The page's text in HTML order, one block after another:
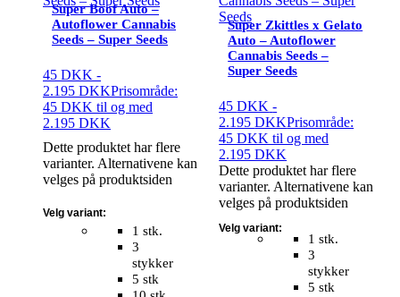
Super Boof Auto –
Autoflower Cannabis
Seeds – Super Seeds
45 DKK -
2.195 DKKPrisområde:
45 DKK til og med
2.195 DKK
1 stk.
3
stykker
5 stk
Velg variant:
Dette produktet har flere
varianter. Alternativene kan
velges på produktsiden
Super Zkittles x Gelato
Auto – Autoflower
Cannabis Seeds –
Super Seeds
45DKK -
2.195DKKPrisområde:
45 DKK til og med
2.195 DKK
1 stk.
3
stykker
5 stk
Velg variant:
Dette produktet har flere
varianter. Alternativene kan
velges på produktsiden